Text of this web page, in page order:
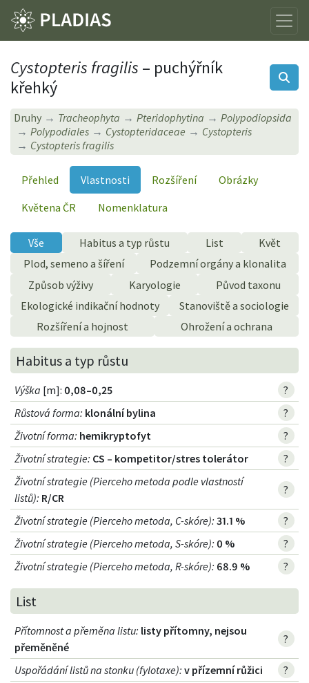
Cystopteris fragilis – puchýřník
křehký
Druhy Tracheophyta Pteridophytina
Polypodiopsida
Polypodiales
Cystopteridaceae
Cystopteris
Cystopteris fragilis
Přehled Vlastnosti Rozšíření
Obrázky
Květena ČR
Nomenklatura
Vše Habitus a typ růstu List
Květ
Plod, semeno a šíření
Podzemní orgány a klonalita
Způsob výživy
Karyologie
Původ taxonu
Ekologické indikační hodnoty
Stanoviště a sociologie
Rozšíření a hojnost
Ohrožení a ochrana
Habitus a typ růstu
Výška [m]: 0,08–0,25
?
Růstová forma: klonální bylina
?
Životní forma: hemikryptofyt
?
Životní strategie: CS – kompetitor/stres tolerátor
?
Životní strategie (Pierceho metoda podle vlastností
listů): R/CR
?
Životní strategie (Pierceho metoda, C-skóre): 31.1 %
?
Životní strategie (Pierceho metoda, S-skóre): 0 %
?
Životní strategie (Pierceho metoda, R-skóre): 68.9 % ?
List
Přítomnost a přeměna listu: listy přítomny, nejsou
přeměněné
?
Uspořádání listů na stonku (fylotaxe): v přízemní růžici
?